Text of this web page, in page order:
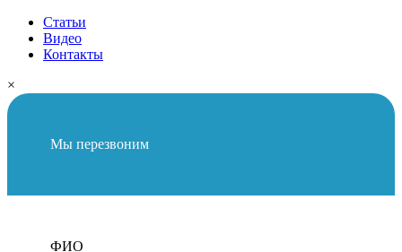
Статьи
Видео
Контакты
×
Мы перезвоним
ФИО